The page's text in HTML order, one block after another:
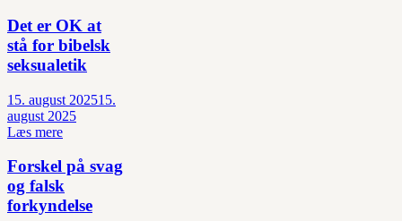
Det er OK at
stå for bibelsk
seksualetik
15. august 202515.
august 2025
Læs mere
Forskel på svag
og falsk
forkyndelse